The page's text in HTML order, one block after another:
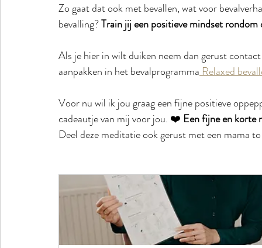
Zo gaat dat ook met bevallen, wat voor
bevalling? Train jij een positieve mindset rondom
Als je hier in wilt duiken neem dan gerust
aanpakken in het bevalprogramma Relaxed
Voor nu wil ik jou graag een fijne positieve
cadeautje van mij voor jou. ❤️ Een fijne en korte
Deel deze meditatie ook gerust met een mama